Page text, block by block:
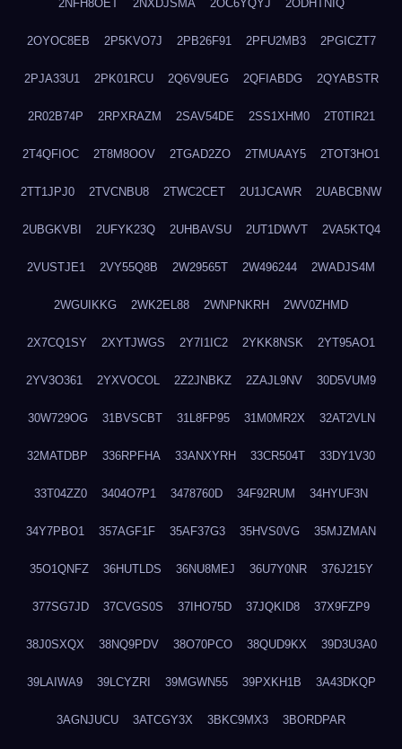
2NFH8OET 2NXDJSMA 2OC6YQYJ 2ODHTNIQ
2OYOC8EB 2P5KVO7J 2PB26F91 2PFU2MB3 2PGICZT7
2PJA33U1 2PK01RCU 2Q6V9UEG 2QFIABDG 2QYABSTR
2R02B74P 2RPXRAZM 2SAV54DE 2SS1XHM0 2T0TIR21
2T4QFIOC 2T8M8OOV 2TGAD2ZO 2TMUAAY5 2TOT3HO1
2TT1JPJ0 2TVCNBU8 2TWC2CET 2U1JCAWR 2UABCBNW
2UBGKVBI 2UFYK23Q 2UHBAVSU 2UT1DWVT 2VA5KTQ4
2VUSTJE1 2VY55Q8B 2W29565T 2W496244 2WADJS4M
2WGUIKKG 2WK2EL88 2WNPNKRH 2WV0ZHMD
2X7CQ1SY 2XYTJWGS 2Y7I1IC2 2YKK8NSK 2YT95AO1
2YV3O361 2YXVOCOL 2Z2JNBKZ 2ZAJL9NV 30D5VUM9
30W729OG 31BVSCBT 31L8FP95 31M0MR2X 32AT2VLN
32MATDBP 336RPFHA 33ANXYRH 33CR504T 33DY1V30
33T04ZZ0 3404O7P1 3478760D 34F92RUM 34HYUF3N
34Y7PBO1 357AGF1F 35AF37G3 35HVS0VG 35MJZMAN
35O1QNFZ 36HUTLDS 36NU8MEJ 36U7Y0NR 376J215Y
377SG7JD 37CVGS0S 37IHO75D 37JQKID8 37X9FZP9
38J0SXQX 38NQ9PDV 38O70PCO 38QUD9KX 39D3U3A0
39LAIWA9 39LCYZRI 39MGWN55 39PXKH1B 3A43DKQP
3AGNJUCU 3ATCGY3X 3BKC9MX3 3BORDPAR